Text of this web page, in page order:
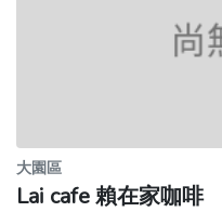
大園區
Lai cafe 賴在家咖啡